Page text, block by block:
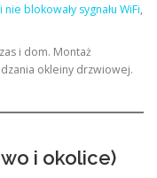
nie blokowały sygnału WiFi,
i dom. Montaż
okleiny drzwiowej.
i okolice)